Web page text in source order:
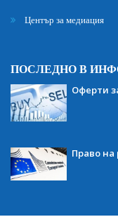
Център за медиация
ПОСЛЕДНО В
Оферти
Право на